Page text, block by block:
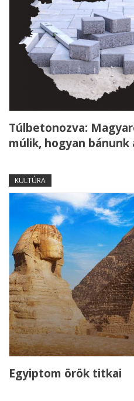
Túlbetonozva:
múlik, hogyan
KULTÚRA
Egyiptom örök titkai